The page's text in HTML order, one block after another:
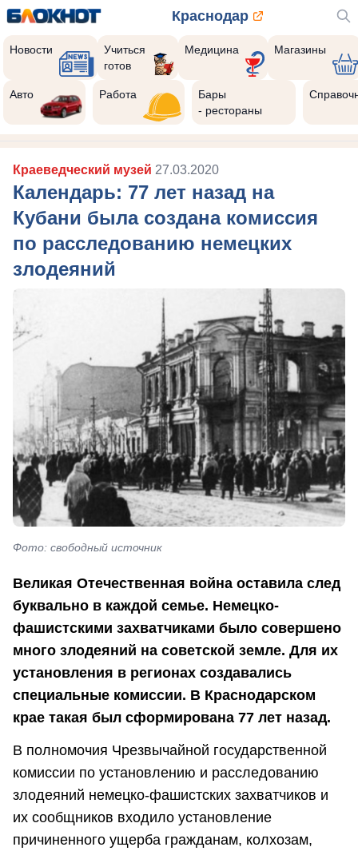
Краснодар
Новости
Учиться
готов
Медицина Магазины
Авто Работа
Бары
- рестораны
Краеведческий музей 27.03.2020
Календарь: 77 лет назад на
Кубани была создана комиссия
по расследованию немецких
злодеяний
Фото: свободный источник
Великая Отечественная война оставила след
буквально в каждой семье. Немецко-
фашистскими захватчиками было совершено
много злодеяний на советской земле. Для их
установления в регионах создавались
специальные комиссии. В Краснодарском
крае такая был сформирована 77 лет назад.
В полномочия Чрезвычайной государственной
комиссии по установлению и расследованию
злодеяний немецко-фашистских захватчиков и
их сообщников входило установление
причиненного ущерба гражданам, колхозам,